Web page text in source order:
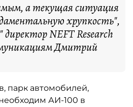
а текущая ситуация
хрупкость",
NEFT Research
Дмитрий
парк автомобилей,
АИ-100 в